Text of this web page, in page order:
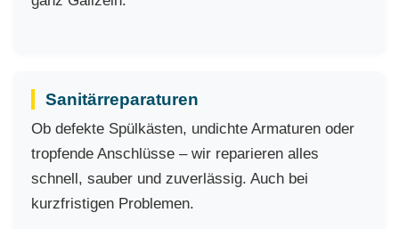
Sanitärreparaturen
Ob defekte Spülkästen, undichte Armaturen oder
tropfende Anschlüsse – wir reparieren alles
schnell, sauber und zuverlässig. Auch bei
kurzfristigen Problemen.